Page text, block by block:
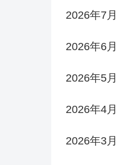
2026年7月
2026年6月
2026年5月
2026年4月
2026年3月